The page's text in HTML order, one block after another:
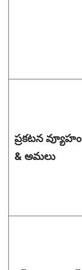
ప్రకటన వ్యూహం
& అమలు